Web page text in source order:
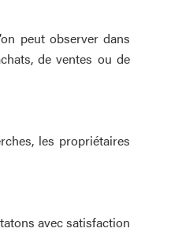
peut observer dans
de ventes ou de
les propriétaires
avec satisfaction